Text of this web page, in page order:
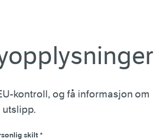
kontroll, og få informasjon om
utslipp.
skilt *